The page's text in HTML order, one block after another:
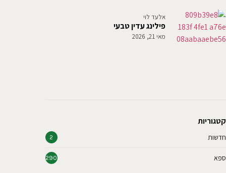
פילינג עדין טבעי
אלעד לוי
מאי 21, 2026
קטגוריות
חדשות 2
ספא 290